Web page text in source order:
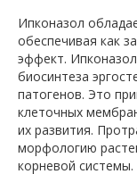
Ипконазол
обеспечивая как
эффект.
биосинтеза
патогенов. Это
клеточных
их развития.
морфологию
корневой системы.